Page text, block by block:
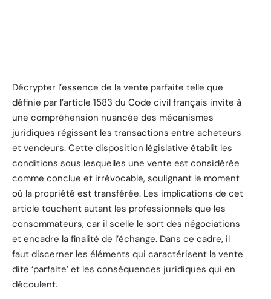
Décrypter l’essence de la vente parfaite telle que
définie par l’article 1583 du Code civil français invite à
une compréhension nuancée des mécanismes
juridiques régissant les transactions entre acheteurs
et vendeurs. Cette disposition législative établit les
conditions sous lesquelles une vente est considérée
comme conclue et irrévocable, soulignant le moment
où la propriété est transférée. Les implications de cet
article touchent autant les professionnels que les
consommateurs, car il scelle le sort des négociations
et encadre la finalité de l’échange. Dans ce cadre, il
faut discerner les éléments qui caractérisent la vente
dite ‘parfaite’ et les conséquences juridiques qui en
découlent.